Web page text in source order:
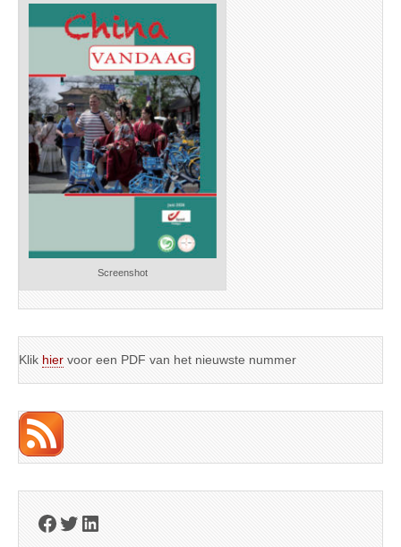
Screenshot
Klik hier voor een PDF van het nieuwste nummer
Facebook
Twitter
LinkedIn